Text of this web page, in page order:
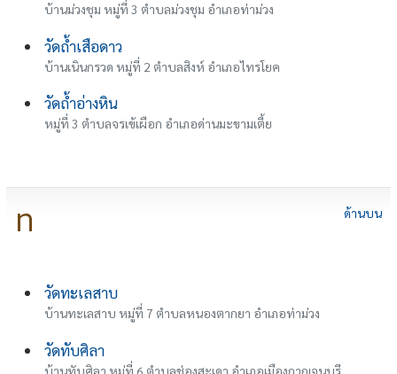
บ้านม่วงชุม หมู่ที่ 3 ตำบลม่วงชุม อำเภอท่าม่วง
วัดถ้ำเสือดาว
บ้านเนินกรวด หมู่ที่ 2 ตำบลสิงห์ อำเภอไทรโยค
วัดถ้ำอ่างหิน
หมู่ที่ 3 ตำบลจรเข้เผือก อำเภอด่านมะขามเตี้ย
ด้านบน
ท
วัดทะเลสาบ
บ้านทะเลสาบ หมู่ที่ 7 ตำบลหนองตากยา อำเภอท่าม่วง
วัดทับศิลา
บ้านทับศิลา หมู่ที่ 6 ตำบลช่องสะเดา อำเภอเมืองกาญจนบุรี